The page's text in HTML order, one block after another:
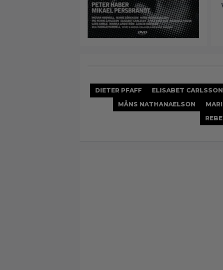
DIETER PFAFF ELISABET CARLSSON
MÅNS NATHANAELSON